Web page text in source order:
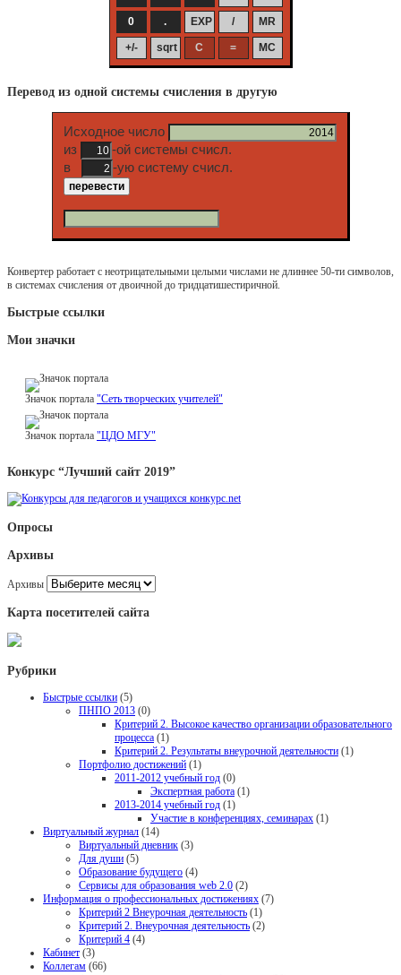
Перевод из одной системы счисления в другую
Исходное число
из
-ой системы счисл.
в
-ую систему счисл.
Конвертер работает с неотрицательными целыми числами не длиннее 50-ти символов,
в системах счисления от двоичной до тридцатишестиричной.
Быстрые ссылки
Мои значки
Значок портала "Сеть творческих учителей"
Значок портала "ЦДО МГУ"
Конкурс “Лучший сайт 2019”
Опросы
Архивы
Архивы
Карта посетителей сайта
Рубрики
Быстрые ссылки (5)
ПНПО 2013 (0)
Критерий 2. Высокое качество организации образовательного
процесса (1)
Критерий 2. Результаты внеурочной деятельности (1)
Портфолио достижений (1)
2011-2012 учебный год (0)
Экспертная работа (1)
2013-2014 учебный год (1)
Участие в конференциях, семинарах (1)
Виртуальный журнал (14)
Виртуальный дневник (3)
Для души (5)
Образование будущего (4)
Сервисы для образования web 2.0 (2)
Информация о профессиональных достижениях (7)
Критерий 2 Внеурочная деятельность (1)
Критерий 2. Внеурочная деятельность (2)
Критерий 4 (4)
Кабинет (3)
Коллегам (66)